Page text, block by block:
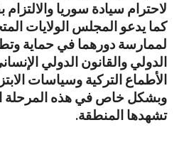
لاحترام سيادة سوريا
كما يدعو المجلس الولايات
لممارسة دورهما في حماية
الدولي والقانون الدولي
الأطماع التركية وسياسات
وبشكل خاص في هذه المرحلة
تشهدها المنطقة.